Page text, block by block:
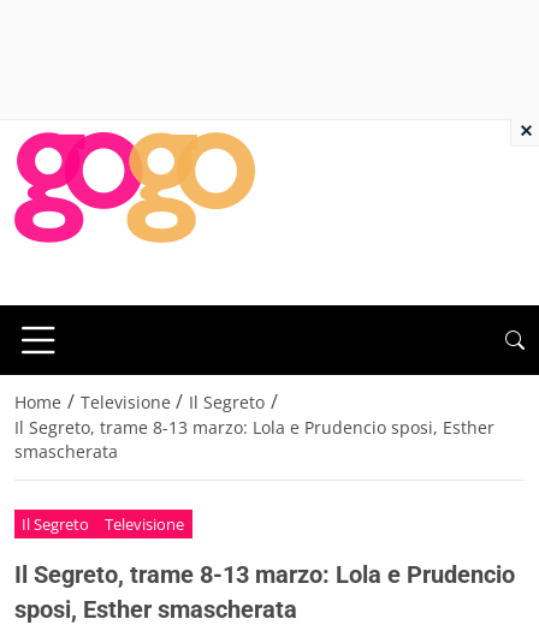
Home / Televisione / Il Segreto /
Il Segreto, trame 8-13 marzo: Lola e Prudencio sposi, Esther
smascherata
Il Segreto Televisione
Il Segreto, trame 8-13 marzo: Lola e Prudencio
sposi, Esther smascherata
×